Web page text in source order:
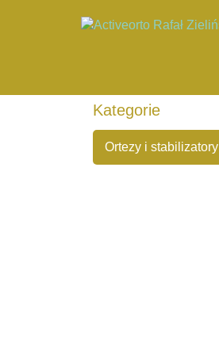
Kategorie
Ortezy i stabilizatory